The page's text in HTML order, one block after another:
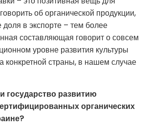
об органической продукции,
в экспорте – тем более
составляющая говорит о совсем
уровне развития культуры
конкретной страны, в нашем случае
государство развитию
органических